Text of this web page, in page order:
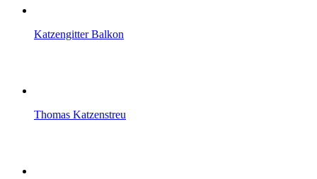
Katzengitter Balkon
Thomas Katzenstreu